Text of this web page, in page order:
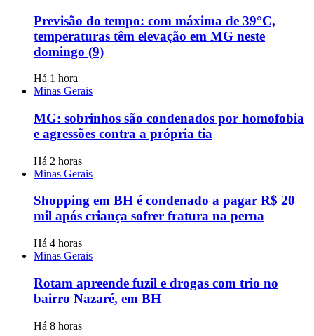
Previsão do tempo: com máxima de 39°C,
temperaturas têm elevação em MG neste
domingo (9)
Há 1 hora
Minas Gerais
MG: sobrinhos são condenados por homofobia
e agressões contra a própria tia
Há 2 horas
Minas Gerais
Shopping em BH é condenado a pagar R$ 20
mil após criança sofrer fratura na perna
Há 4 horas
Minas Gerais
Rotam apreende fuzil e drogas com trio no
bairro Nazaré, em BH
Há 8 horas